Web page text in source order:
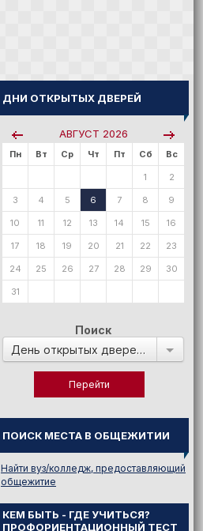
ДНИ ОТКРЫТЫХ ДВЕРЕЙ
АВГУСТ 2026
Пн Вт Ср Чт Пт Сб Вс
1 2
3 4 5 6 7 8 9
10 11 12 13 14 15 16
17 18 19 20 21 22 23
24 25 26 27 28 29 30
31
Поиск
День открытых дверей в:
ПОИСК МЕСТА В ОБЩЕЖИТИИ
Найти вуз/колледж, предоставляющий
общежитие
КЕМ БЫТЬ - ГДЕ УЧИТЬСЯ?
ПРОФОРИЕНТАЦИОННЫЙ ТЕСТ